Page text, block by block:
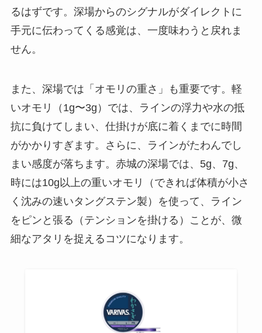
るはずです。深場からのシグナルがダイレクトに
手元に伝わってくる感覚は、一度味わうと戻れま
せん。
また、深場では「オモリの重さ」も重要です。軽
いオモリ（1g〜3g）では、ラインの浮力や水の抵
抗に負けてしまい、仕掛けが底に着くまでに時間
がかかりすぎます。さらに、ラインがたわんでし
まい感度が落ちます。赤城の深場では、5g、7g、
時には10g以上の重いオモリ（できれば体積が小さ
く沈みの速いタングステン製）を使って、ライン
をピンと張る（テンションを掛ける）ことが、微
細なアタリを捉えるコツになります。